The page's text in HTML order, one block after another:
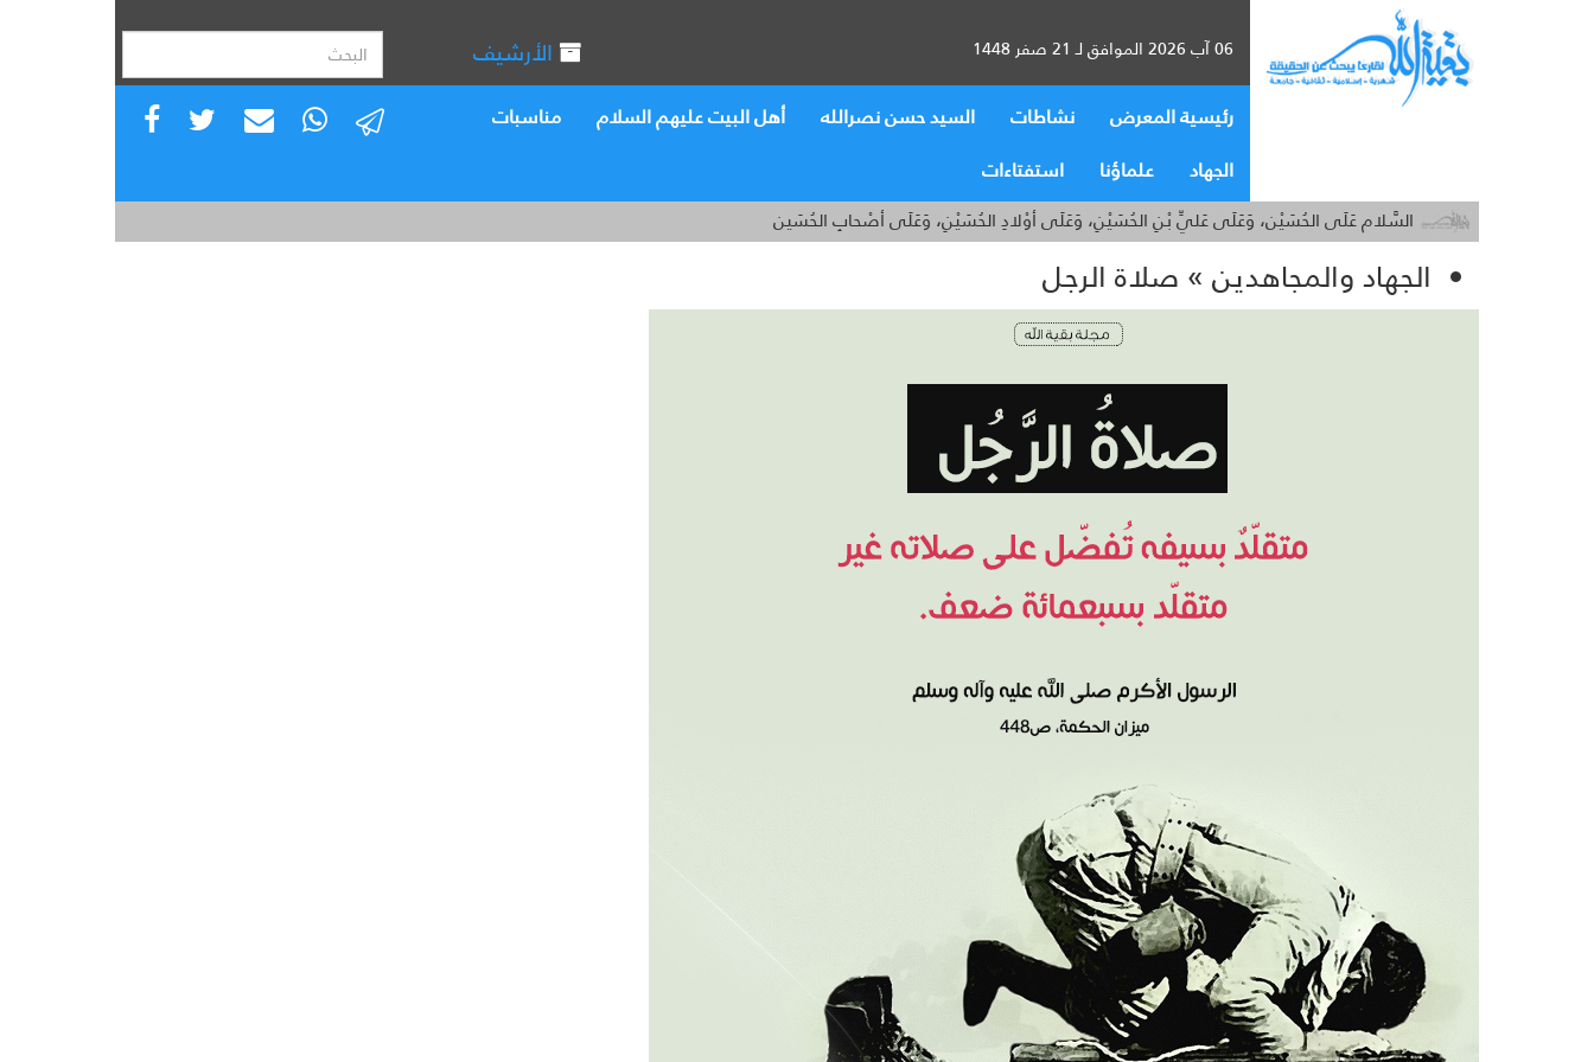
06 آب 2026 الموافق لـ 21 صفر 1448 الأرشيف
رئيسية المعرض نشاطات السيد حسن نصرالله أهل البيت عليهم السلام
مناسبات
الجهاد
علماؤنا استفتاءات
السَّلام عَلَى الحُسَيْن، وَعَلَى عَليِّ بْنِ الحُسَيْنِ، وَعَلَى أوْلادِ الحُسَيْنِ، وَعَلَى أصْحابِ الحُسَين
الجهاد والمجاهدين » صلاة الرجل